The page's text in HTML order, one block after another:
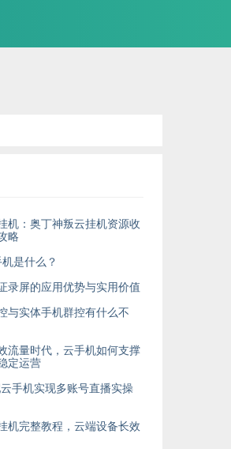
机：奥丁神叛云挂机资源收
略
是什么？
录屏的应用优势与实用价值
与实体手机群控有什么不
流量时代，云手机如何支撑
定运营
手机实现多账号直播实操
机完整教程，云端设备长效